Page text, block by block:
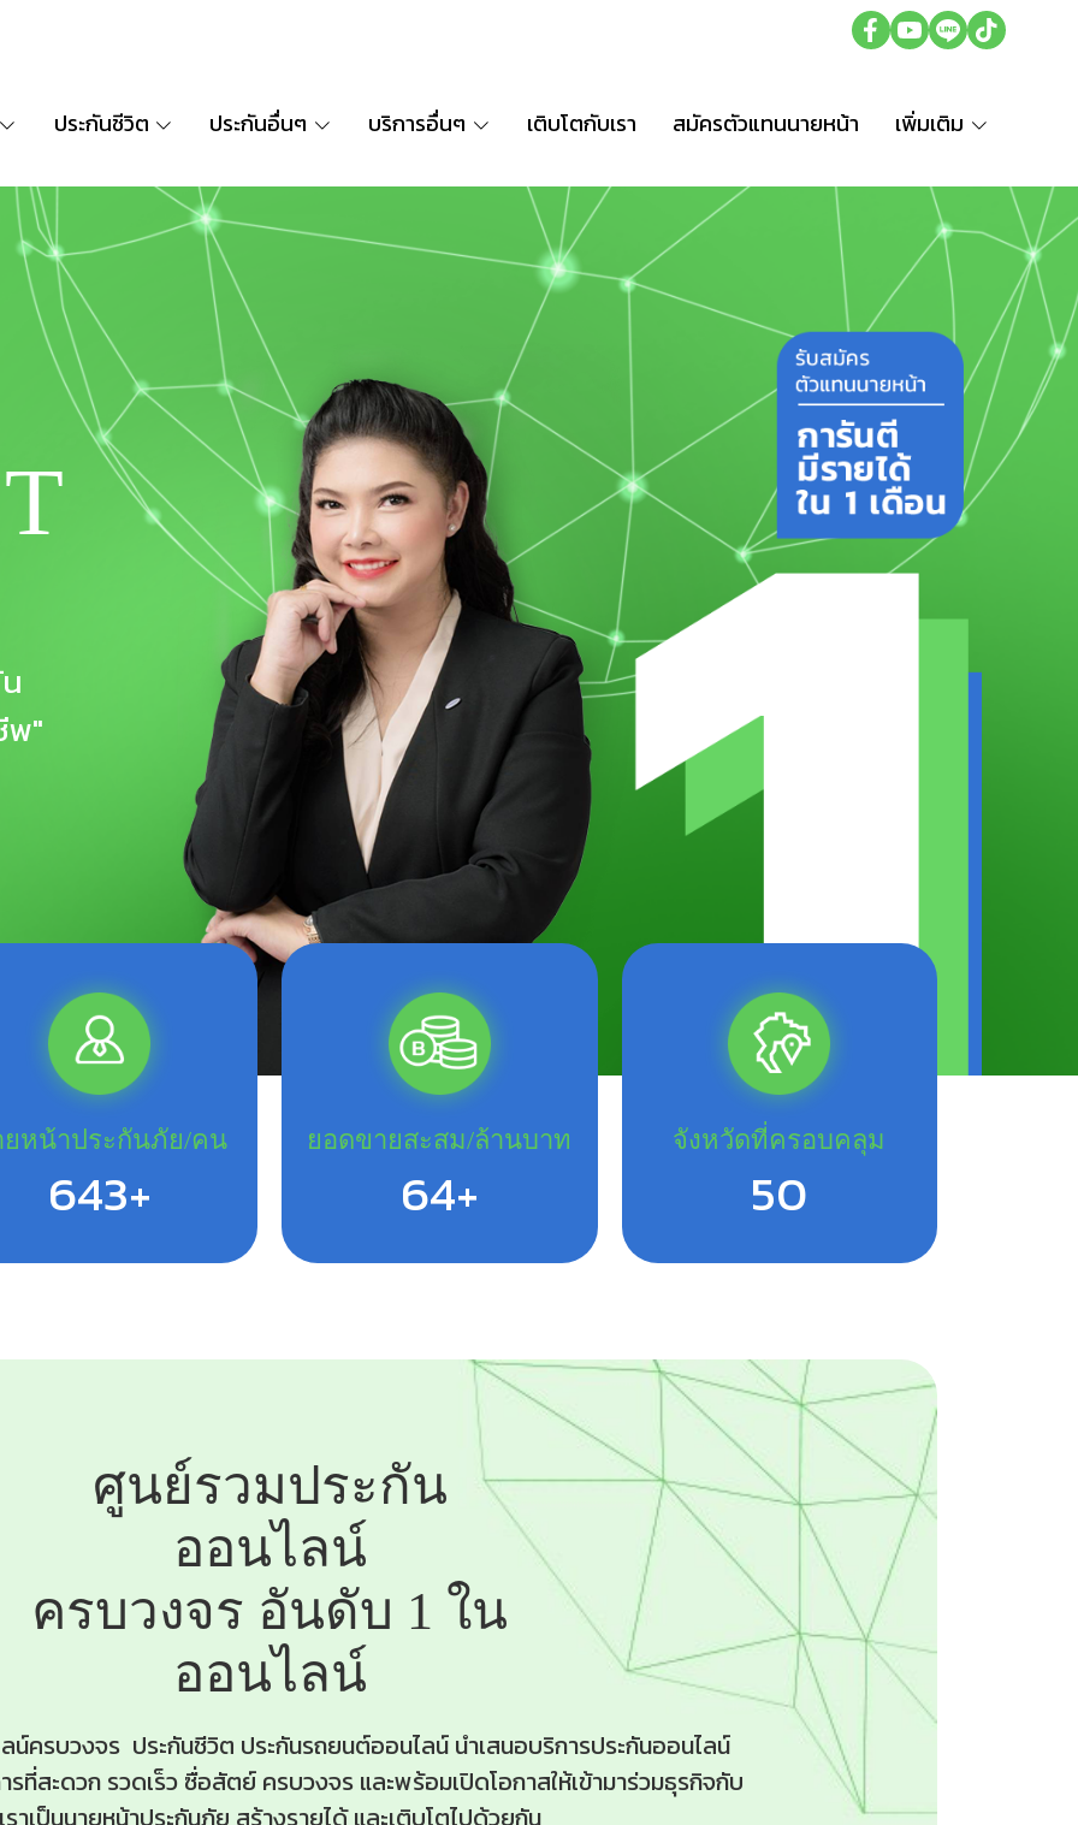
ประกันชีวิต ประกันอื่นๆ บริการอื่นๆ เติบโตกับเรา สมัครตัวแทนนายหน้า เพิ่มเติม
พ"
หน้าประกันภัย/คน
820+
ยอดขายสะสม/ล้านบาท
82+
จังหวัดที่ครอบคลุม
63
ศูนย์รวมประกัน
ออนไลน์
ครบวงจร อันดับ 1 ใน
ออนไลน์
น์ครบวงจร ประกันชีวิต ประกันรถยนต์ออนไลน์ นำเสนอบริการประกันออนไลน์
ที่สะดวก รวดเร็ว ซื่อสัตย์ ครบวงจร และพร้อมเปิดโอกาสให้เข้ามาร่วมธุรกิจกับ
ราเป็นนายหน้าประกันภัย สร้างรายได้ และเติบโตไปด้วยกัน